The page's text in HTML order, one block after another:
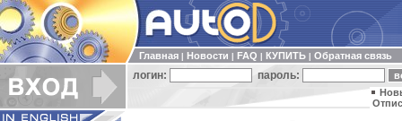
Главная Новости FAQ КУПИТЬ Обратная связь
логин: пароль: